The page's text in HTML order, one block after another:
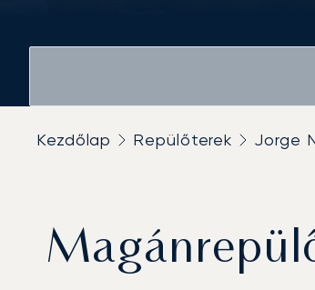
Kezdőlap Repülőterek Jorge